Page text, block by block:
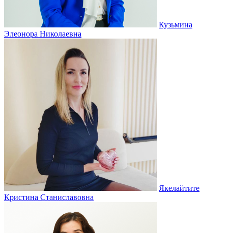
Кузьмина
Элеонора Николаевна
Якелайтите
Кристина Станиславовна